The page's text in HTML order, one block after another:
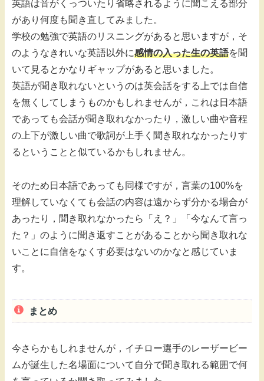
英語は音がくっついたり省略されるように聞こえる部分
があり何度も聞き直してみました。
学校の勉強で英語のリスニングがあると思いますが，そ
のようなきれいな英語以外に感情の入った生の英語を聞
いて見るとかなりギャップがあると思いました。
英語が聞き取れないというのは英会話をする上では自信
を無くしてしまうものかもしれませんが，これは日本語
であっても会話が聞き取れなかったり，激しい曲や音程
の上下が激しい曲で歌詞が上手く聞き取れなかったりす
るということと似ているかもしれません。
そのため日本語であっても同様ですが，言葉の100%を
理解していなくても会話の内容は遠からず分かる場合が
あったり，聞き取れなかったら「え？」「今なんて言っ
た？」のように聞き返すことがあることから聞き取れな
いことに自信をなくす必要はないのかなと感じていま
す。
まとめ
今さらかもしれませんが，イチロー選手のレーザービー
ムが誕生した名場面について自分で聞き取れる範囲で何